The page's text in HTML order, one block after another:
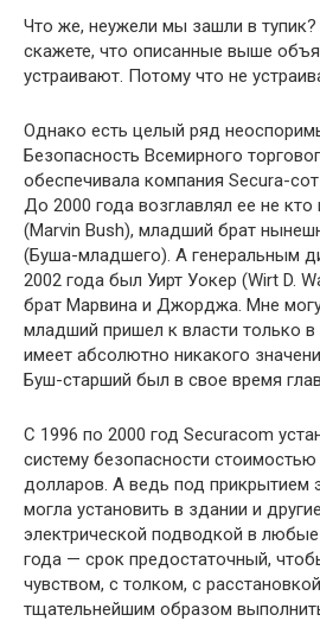
Что же, неужели мы зашли в
скажете, что описанные выше
устраивают. Потому что не
Однако есть целый ряд
Безопасность Всемирного
обеспечивала компания Secura-
До 2000 года возглавлял ее не
(Marvin Bush), младший брат
(Буша-младшего). А генеральным
2002 года был Уирт Уокер (Wirt D.
брат Марвина и Джорджа. Мне
младший пришел к власти только в
имеет абсолютно никакого
Буш-старший был в свое время
С 1996 по 2000 год Securacom
систему безопасности
долларов. А ведь под прикрытием
могла установить в здании и
электрической подводкой в
года — срок предостаточный,
чувством, с толком, с
тщательнейшим образом